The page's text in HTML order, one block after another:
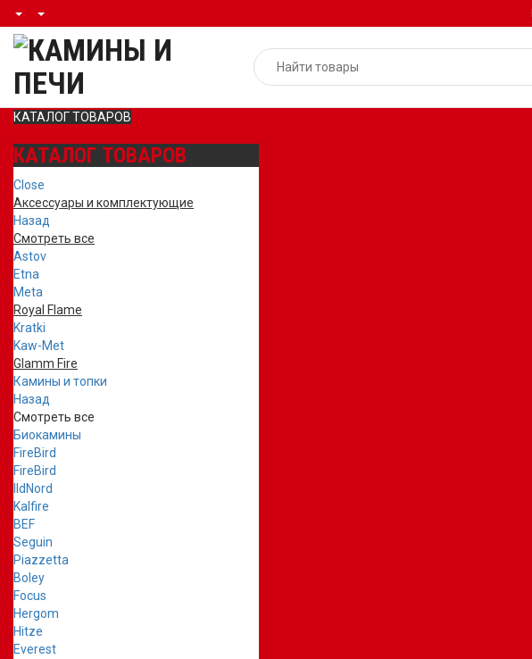
КАТАЛОГ ТОВАРОВ
КАТАЛОГ ТОВАРОВ
Close
Аксессуары и комплектующие
Назад
Смотреть все
Astov
Etna
Meta
Royal Flame
Kratki
Kaw-Met
Glamm Fire
Камины и топки
Назад
Смотреть все
Биокамины
FireBird
FireBird
IldNord
Kalfire
BEF
Seguin
Piazzetta
Boley
Focus
Hergom
Hitze
Everest